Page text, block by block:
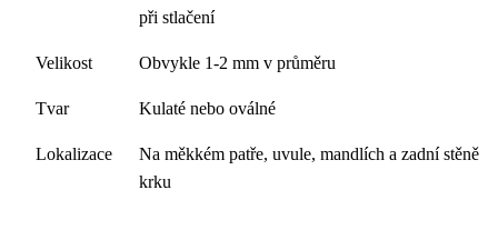
při stlačení
Velikost Obvykle 1-2 mm v průměru
Tvar Kulaté nebo oválné
Lokalizace
Na měkkém patře, uvule, mandlích a zadní stěně
krku